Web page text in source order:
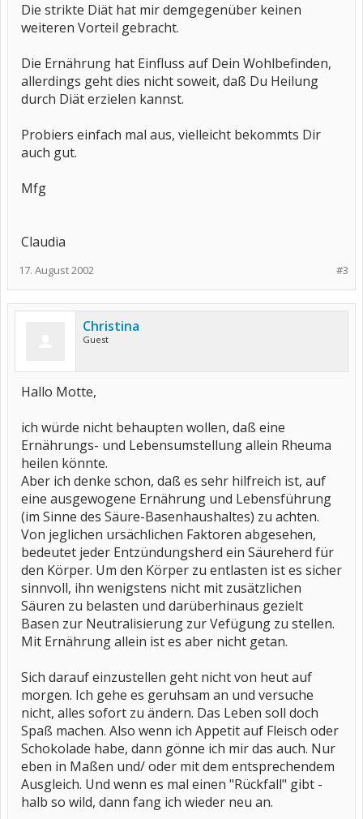
Die strikte Diät hat mir demgegenüber keinen
weiteren Vorteil gebracht.
Die Ernährung hat Einfluss auf Dein Wohlbefinden,
allerdings geht dies nicht soweit, daß Du Heilung
durch Diät erzielen kannst.
Probiers einfach mal aus, vielleicht bekommts Dir
auch gut.
Mfg
Claudia
#3
17. August 2002
Christina
Guest
Hallo Motte,
ich würde nicht behaupten wollen, daß eine
Ernährungs- und Lebensumstellung allein Rheuma
heilen könnte.
Aber ich denke schon, daß es sehr hilfreich ist, auf
eine ausgewogene Ernährung und Lebensführung
(im Sinne des Säure-Basenhaushaltes) zu achten.
Von jeglichen ursächlichen Faktoren abgesehen,
bedeutet jeder Entzündungsherd ein Säureherd für
den Körper. Um den Körper zu entlasten ist es sicher
sinnvoll, ihn wenigstens nicht mit zusätzlichen
Säuren zu belasten und darüberhinaus gezielt
Basen zur Neutralisierung zur Vefügung zu stellen.
Mit Ernährung allein ist es aber nicht getan.
Sich darauf einzustellen geht nicht von heut auf
morgen. Ich gehe es geruhsam an und versuche
nicht, alles sofort zu ändern. Das Leben soll doch
Spaß machen. Also wenn ich Appetit auf Fleisch oder
Schokolade habe, dann gönne ich mir das auch. Nur
eben in Maßen und/ oder mit dem entsprechendem
Ausgleich. Und wenn es mal einen "Rückfall" gibt -
halb so wild, dann fang ich wieder neu an.